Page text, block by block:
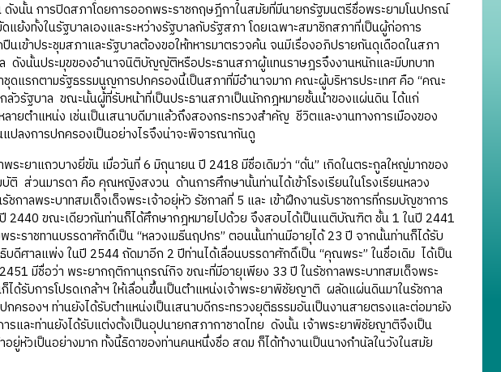
งนั้น การปิดสภาโดยการออกพระราชกฤษฎีกาในสมัยที่มีนายกรัฐมนตรีชื่อพระยามโนปกรณ์
ย้งทั้งในรัฐบาลเองและระหว่างรัฐบาลกับรัฐสภา โดยเฉพาะสมาชิกสภาที่เป็นผู้ก่อการ
เข้าประชุมสภาและรัฐบาลต้องขอให้ทหารมาตรวจค้น จนมีเรื่องอภิปรายกันดุเดือดในสภา
ดังนั้นประมุขของอำนาจนิติบัญญัติหรือประธานสภาผู้แทนราษฎรจึงงานหนักและมีบทบาท
ดแรกตามรัฐธรรมนูญการปกครองนี้เป็นสภาที่มีอำนาจมาก คณะผู้บริหารประเทศ คือ “คณะ
วรัฐบาล ขณะนั้นผู้ที่รับหน้าที่เป็นประธานสภาเป็นนักกฎหมายชั้นนำของแผ่นดิน ได้แก่
ยตำแหน่ง เช่นเป็นเสนาบดีมาแล้วถึงสองกระทรวงสำคัญ ชีวิตและงานทางการเมืองของ
ปลงการปกครองเป็นอย่างไรจึงน่าจะพิจารณากันดู
าแถวบางยี่ขัน เมื่อวันที่ 6 มิถุนายน ปี 2418 มีชื่อเดิมว่า “ดั่น” เกิดในตระกูลใหญ่มากของ
ส่วนมารดา คือ คุณหญิงสงวน ด้านการศึกษานั้นท่านได้เข้าโรงเรียนในโรงเรียนหลวง
กาลพระบาทสมเด็จเด็จพระเจ้าอยุ่หัว รัชกาลที่ 5 และ เข้าฝึกงานรับราชการที่กรมบัญชาการ
2440 ขณะเดียวกันท่านก็ได้ศึกษากฎหมายไปด้วย จึงสอบได้เป็นเนติบัณฑิต ชั้น 1 ในปี 2441
ราชทานบรรดาศักดิ์เป็น “หลวงเมธีนฤปกร” ตอนนั้นท่านมีอายุได้ 23 ปี จากนั้นท่านก็ได้รับ
บดีศาลแพ่ง ในปี 2544 ถัดมาอีก 2 ปีท่านได้เลื่อนบรรดาศักดิ์เป็น “คุณพระ” ในชื่อเดิม ได้เป็น
มีชื่อว่า พระยากฤติกานุกรณ์กิจ ขณะที่มีอายุเพียง 33 ปี ในรัชกาลพระบาทสมเด็จพระ
ด้รับการโปรดเกล้าฯ ให้เลื่อนขึ้นเป็นตำแหน่งเจ้าพระยาพิชัยญาติ ผลัดแผ่นดินมาในรัชกาล
ครองฯ ท่านยังได้รับตำแหน่งเป็นเสนาบดีกระทรวงยุติธรรมอันเป็นงานสายตรงและต่อมายัง
รและท่านยังได้รับแต่งตั้งเป็นอุปนายกสภากาชาดไทย ดังนั้น เจ้าพระยาพิชัยญาติจึงเป็น
ยู่หัวเป็นอย่างมาก ทั้งนี้ธิดาของท่านคนหนึ่งชื่อ สดม ก็ได้ทำงานเป็นนางกำนัลในวังในสมัย